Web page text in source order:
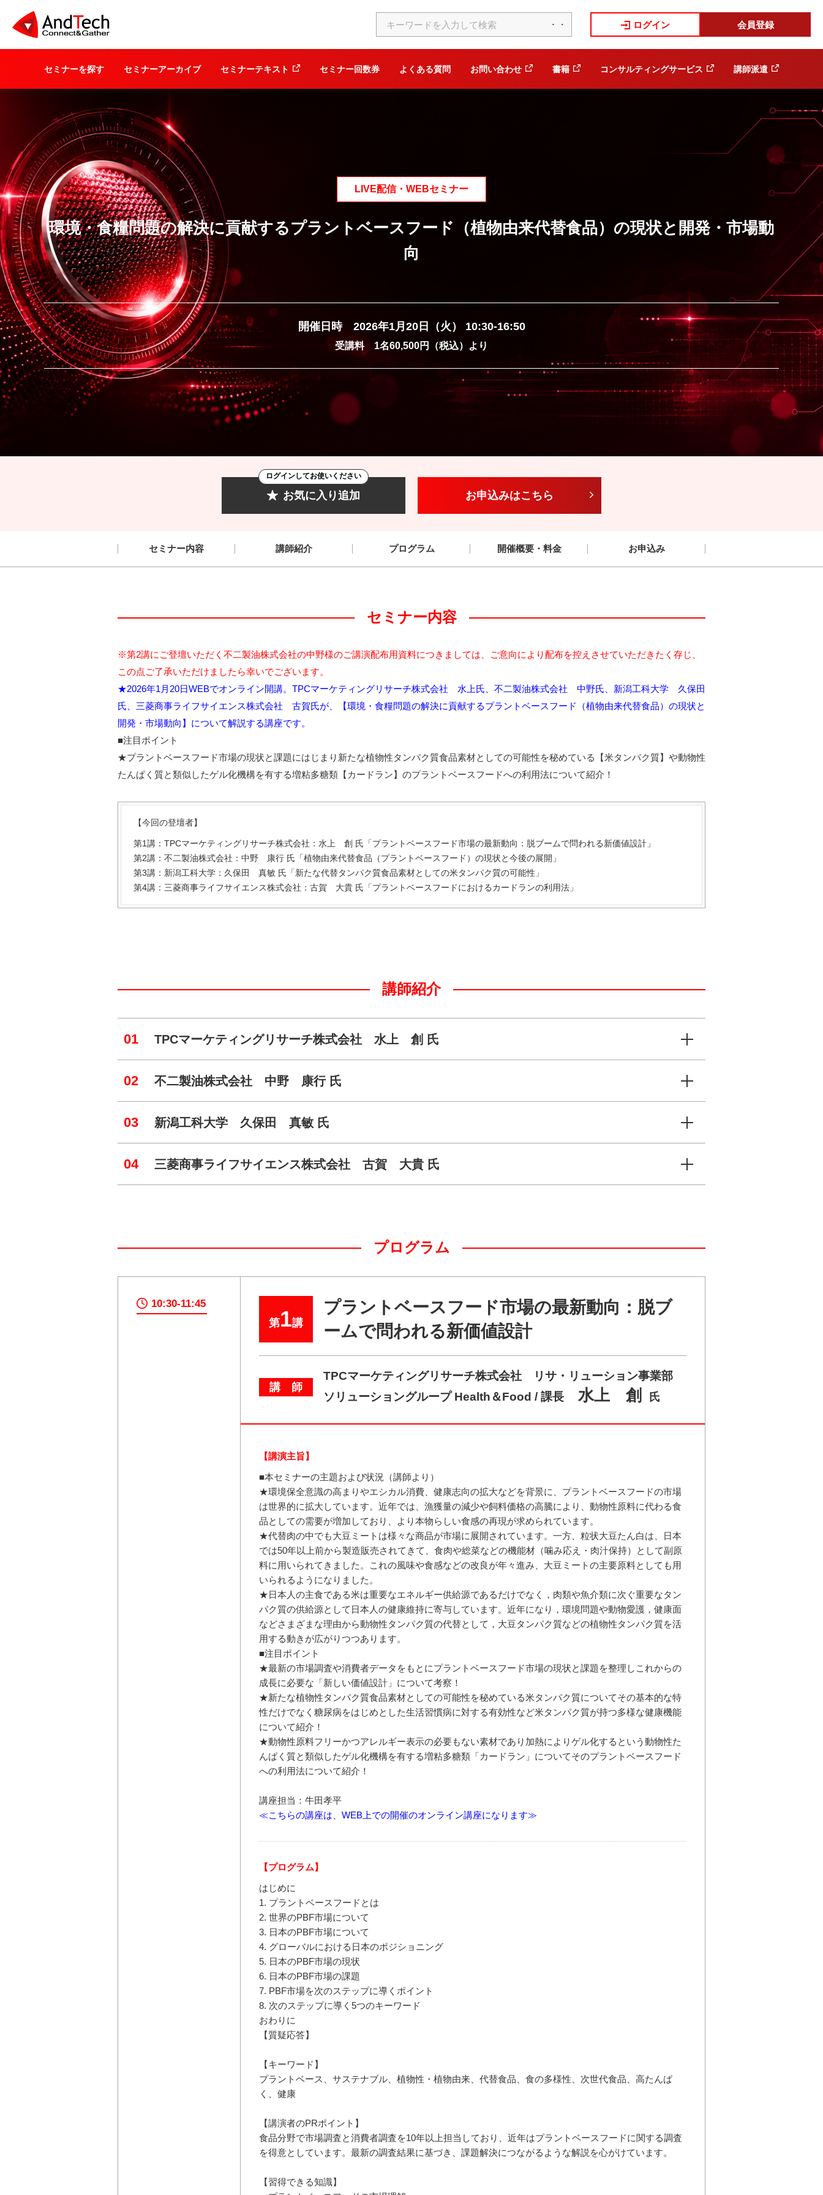
ログイン 会員登録
セミナーを探す セミナーアーカイブ セミナーテキスト セミナー回数券 よくある質問 お問い合わせ 書籍 コンサルティングサービス 講師派遣
LIVE配信・WEBセミナー
環境・食糧問題の解決に貢献するプラントベースフード（植物由来代替食品）の現状と開発・市場動
向
開催日時 2026年1月20日（火） 10:30-16:50
受講料 1名60,500円（税込）より
お気に入り追加
ログインしてお使いください
お申込みはこちら
セミナー内容 講師紹介 プログラム 開催概要・料金 お申込み
セミナー内容
※第2講にご登壇いただく不二製油株式会社の中野様のご講演配布用資料につきましては、ご意向により配布を控えさせていただきたく存じ、
この点ご了承いただけましたら幸いでございます。
★2026年1月20日WEBでオンライン開講。TPCマーケティングリサーチ株式会社 水上氏、不二製油株式会社 中野氏、新潟工科大学 久保田
氏、三菱商事ライフサイエンス株式会社 古賀氏が、【環境・食糧問題の解決に貢献するプラントベースフード（植物由来代替食品）の現状と
開発・市場動向】について解説する講座です。
■注目ポイント
★プラントベースフード市場の現状と課題にはじまり新たな植物性タンパク質食品素材としての可能性を秘めている【米タンパク質】や動物性
たんぱく質と類似したゲル化機構を有する増粘多糖類【カードラン】のプラントベースフードへの利用法について紹介！
【今回の登壇者】
第1講：TPCマーケティングリサーチ株式会社：水上 創 氏「プラントベースフード市場の最新動向：脱ブームで問われる新価値設計」
第2講：不二製油株式会社：中野 康行 氏「植物由来代替食品（プラントベースフード）の現状と今後の展開」
第3講：新潟工科大学：久保田 真敏 氏「新たな代替タンパク質食品素材としての米タンパク質の可能性」
第4講：三菱商事ライフサイエンス株式会社：古賀 大貴 氏「プラントベースフードにおけるカードランの利用法」
講師紹介
01 TPCマーケティングリサーチ株式会社 水上 創 氏
02 不二製油株式会社 中野 康行 氏
03 新潟工科大学 久保田 真敏 氏
04 三菱商事ライフサイエンス株式会社 古賀 大貴 氏
プログラム
10:30-11:45
第1講
プラントベースフード市場の最新動向：脱ブ
ームで問われる新価値設計
講 師
TPCマーケティングリサーチ株式会社 リサ・リューション事業部
ソリューショングループ Health＆Food / 課長
水上 創 氏
【講演主旨】
■本セミナーの主題および状況（講師より）
★環境保全意識の高まりやエシカル消費、健康志向の拡大などを背景に、プラントベースフードの市場
は世界的に拡大しています。近年では、漁獲量の減少や飼料価格の高騰により、動物性原料に代わる食
品としての需要が増加しており、より本物らしい食感の再現が求められています。
★代替肉の中でも大豆ミートは様々な商品が市場に展開されています。一方、粒状大豆たん白は、日本
では50年以上前から製造販売されてきて、食肉や総菜などの機能材（噛み応え・肉汁保持）として副原
料に用いられてきました。これの風味や食感などの改良が年々進み、大豆ミートの主要原料としても用
いられるようになりました。
★日本人の主食である米は重要なエネルギー供給源であるだけでなく，肉類や魚介類に次ぐ重要なタン
パク質の供給源として日本人の健康維持に寄与しています。近年になり，環境問題や動物愛護，健康面
などさまざまな理由から動物性タンパク質の代替として，大豆タンパク質などの植物性タンパク質を活
用する動きが広がりつつあります。
■注目ポイント
★最新の市場調査や消費者データをもとにプラントベースフード市場の現状と課題を整理しこれからの
成長に必要な「新しい価値設計」について考察！
★新たな植物性タンパク質食品素材としての可能性を秘めている米タンパク質についてその基本的な特
性だけでなく糖尿病をはじめとした生活習慣病に対する有効性など米タンパク質が持つ多様な健康機能
について紹介！
★動物性原料フリーかつアレルギー表示の必要もない素材であり加熱によりゲル化するという動物性た
んぱく質と類似したゲル化機構を有する増粘多糖類「カードラン」についてそのプラントベースフード
への利用法について紹介！
講座担当：牛田孝平
≪こちらの講座は、WEB上での開催のオンライン講座になります≫
【プログラム】
はじめに
1. プラントベースフードとは
2. 世界のPBF市場について
3. 日本のPBF市場について
4. グローバルにおける日本のポジショニング
5. 日本のPBF市場の現状
6. 日本のPBF市場の課題
7. PBF市場を次のステップに導くポイント
8. 次のステップに導く5つのキーワード
おわりに
【質疑応答】
【キーワード】
プラントベース、サステナブル、植物性・植物由来、代替食品、食の多様性、次世代食品、高たんぱ
く、健康
【講演者のPRポイント】
食品分野で市場調査と消費者調査を10年以上担当しており、近年はプラントベースフードに関する調査
を得意としています。最新の調査結果に基づき、課題解決につながるような解説を心がけています。
【習得できる知識】